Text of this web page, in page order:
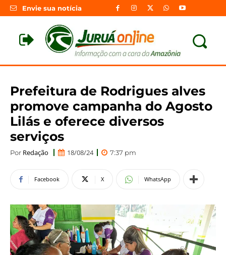
Envie sua notícia
Prefeitura de Rodrigues alves
promove campanha do Agosto
Lilás e oferece diversos
serviços
Por Redação 18/08/24 7:37 pm
Facebook X WhatsApp